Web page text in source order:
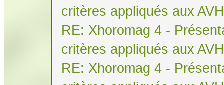
critères appliqués aux AVH
RE: Xhoromag 4 -
critères appliqués aux AVH
RE: Xhoromag 4 -